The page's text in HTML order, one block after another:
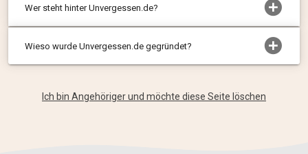
Wer steht hinter Unvergessen.de?
Wieso wurde Unvergessen.de gegründet?
Ich bin Angehöriger und möchte diese Seite löschen